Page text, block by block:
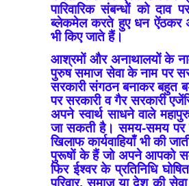
पारिवारिक संबन्धों को
ब्लेकमेल करते हुए धन ऐंठकर
भी किए जाते हैं।
आश्रमों और अनाथालयों के
पुरुष समाज सेवा के नाम पर
सरकारी संगठन बनाकर बहुत
पर सरकारी व गैर सरकारी
अपने स्वार्थ साधने वाले
जा सकती है। समय-समय पर
खिलाफ कार्यवाहियाँ भी की
पुरूषों के हैं जो अपने आपको
फिर ईश्वर के प्रतिनिधि
परिवार, समाज या देश की